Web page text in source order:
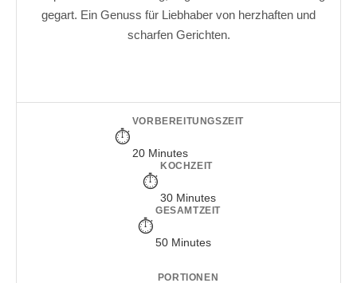
gegart. Ein Genuss für Liebhaber von herzhaften und
scharfen Gerichten.
VORBEREITUNGSZEIT
20 Minutes
KOCHZEIT
30 Minutes
GESAMTZEIT
50 Minutes
PORTIONEN